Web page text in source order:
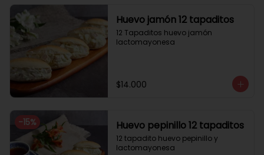
Huevo jamón 12 tapaditos
12 Tapaditos huevo jamón
lactomayonesa
$14.000
-15% Huevo pepinillo 12 tapaditos
12 tapadito huevo pepinillo y
lactomayonesa